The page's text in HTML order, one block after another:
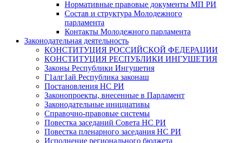
Нормативные правовые документы МП РИ
Состав и структура Молодежного
парламента
Контакты Молодежного парламента
Законодательная деятельность
КОНСТИТУЦИЯ РОССИЙСКОЙ ФЕДЕРАЦИИ
КОНСТИТУЦИЯ РЕСПУБЛИКИ ИНГУШЕТИЯ
Законы Республики Ингушетия
Г1алг1ай Республика законаш
Постановления НС РИ
Законопроекты, внесенные в Парламент
Законодательные инициативы
Справочно-правовые системы
Повестка заседаний Совета НС РИ
Повестка пленарного заседания НС РИ
Исполнение регионального бюджета